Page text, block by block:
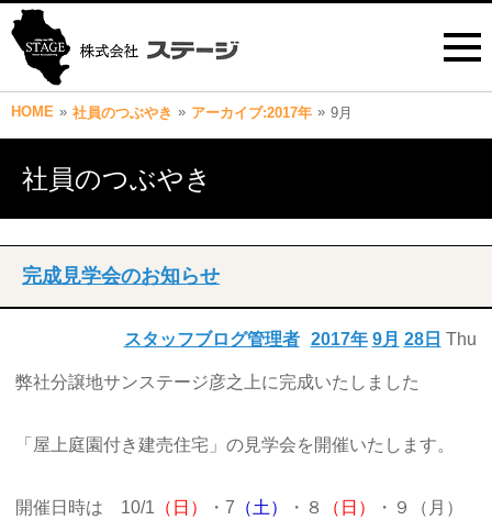
HOME » 社員のつぶやき » アーカイブ:2017年 » 9月
社員のつぶやき
完成見学会のお知らせ
2017年 9月 28日 Thu
スタッフブログ管理者
弊社分譲地サンステージ彦之上に完成いたしました
「屋上庭園付き建売住宅」の見学会を開催いたします。
開催日時は 10/1 （日） ・7 （土） ・８ （日） ・９（月）